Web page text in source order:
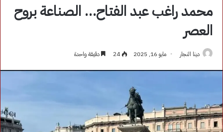
محمد راغب عبد الفتاح… الصناعة بروح
العصر
دينا النجار مايو 16, 2025 24 دقيقة واحدة